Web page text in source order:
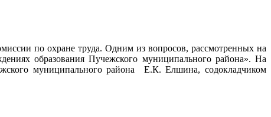
по охране труда. Одним из вопросов, рассмотренных на
образования Пучежского муниципального района». На
муниципального района Е.К. Елшина, содокладчиком